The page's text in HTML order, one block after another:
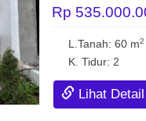
Rp
L.Tanah: 60 m2
K. Tidur: 2
Lihat Detail